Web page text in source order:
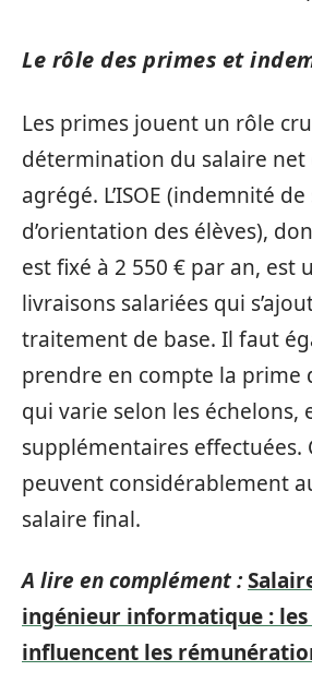
Le rôle des primes et
Les primes jouent un rôle
détermination du salaire net
agrégé. L’ISOE (indemnité
d’orientation des élèves),
est fixé à 2 550 € par an, est
livraisons salariées qui
traitement de base. Il faut
prendre en compte la prime
qui varie selon les échelons,
supplémentaires effectuées.
peuvent considérablement
salaire final.
A lire en complément :
ingénieur informatique :
influencent les